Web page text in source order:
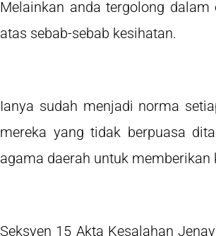
Melainkan anda tergolong
atas sebab-sebab kesihatan.
Ianya sudah menjadi norma
mereka yang tidak berpuasa
agama daerah untuk memberikan
Seksyen 15 Akta Kesalahan